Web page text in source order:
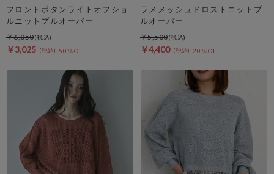
フロントボタンライトオフショ
ルニットプルオーバー
￥3,025 50％OFF
￥6,050
ラメメッシュドロストニットプ
ルオーバー
￥4,400 20％OFF
￥5,500